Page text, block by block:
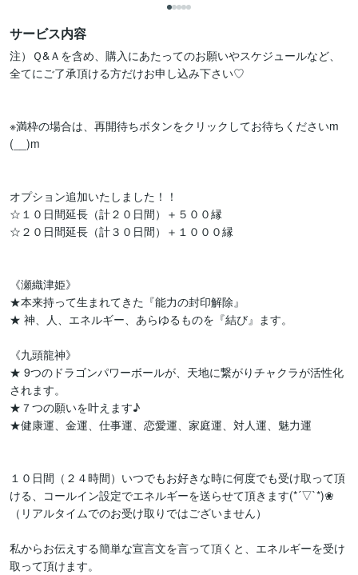
サービス内容
注）Ｑ&Ａを含め、購入にあたってのお願いやスケジュールなど、
全てにご了承頂ける方だけお申し込み下さい♡
※満枠の場合は、再開待ちボタンをクリックしてお待ちくださいm
(__)m
オプション追加いたしました！！
☆１０日間延長（計２０日間）＋５００縁
☆２０日間延長（計３０日間）＋１０００縁
《瀬織津姫》
★本来持って生まれてきた『能力の封印解除』
★ 神、人、エネルギー、あらゆるものを『結び』ます。
《九頭龍神》
★ 9つのドラゴンパワーボールが、天地に繋がりチャクラが活性化
されます。
★７つの願いを叶えます♪
★健康運、金運、仕事運、恋愛運、家庭運、対人運、魅力運
１０日間（２４時間）いつでもお好きな時に何度でも受け取って頂
ける、コールイン設定でエネルギーを送らせて頂きます(*´▽`*)❀
（リアルタイムでのお受け取りではございません）
私からお伝えする簡単な宣言文を言って頂くと、エネルギーを受け
取って頂けます。